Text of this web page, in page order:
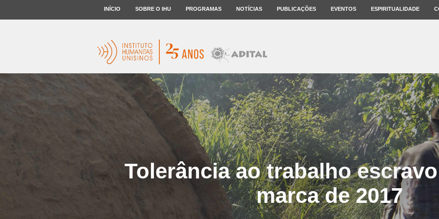
INÍCIO SOBRE O IHU PROGRAMAS NOTÍCIAS PUBLICAÇÕES EVENTOS ESPIRITUALIDADE
Tolerância ao trabalho
marca de 2017